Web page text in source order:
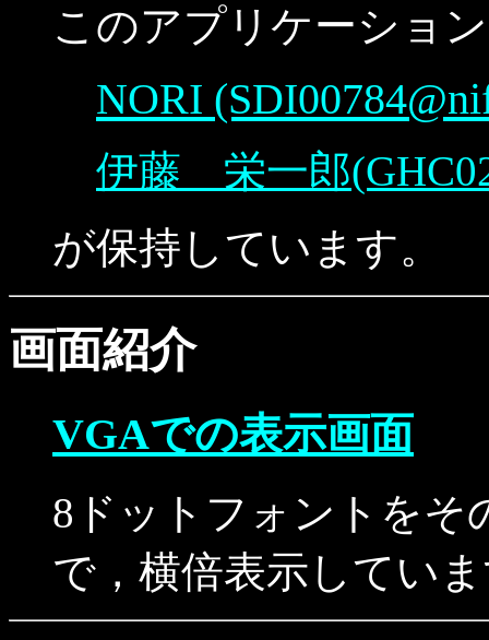
このアプリケーショ
NORI
伊藤 栄一郎
が保持しています。
画面紹介
VGAでの表示画面
8ドットフォントをそ
で，横倍表示してい